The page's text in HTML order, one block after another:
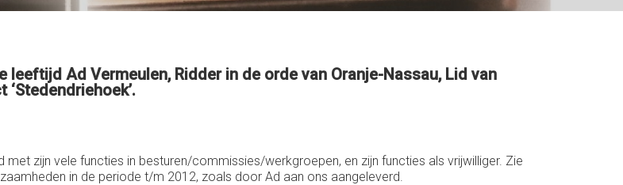
Ad Vermeulen, Ridder in de orde van Oranje-Nassau, Lid van
zijn vele functies in besturen/commissies/werkgroepen, en zijn functies als vrijwilliger. Zie
in de periode t/m 2012, zoals door Ad aan ons aangeleverd.